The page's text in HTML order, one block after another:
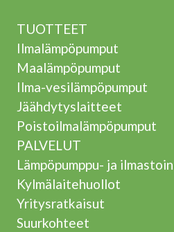
TUOTTEET
Ilmalämpöpumput
Maalämpöpumput
Ilma-vesilämpöpumput
Jäähdytyslaitteet
Poistoilmalämpöpumput
PALVELUT
Lämpöpumppu- ja
Kylmälaitehuollot
Yritysratkaisut
Suurkohteet